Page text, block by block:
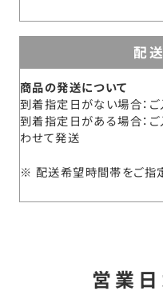
配
商品の発送について
到着指定日がない場合：
到着指定日がある場合：
わせて発送
配送希望時間帯をご指
営業